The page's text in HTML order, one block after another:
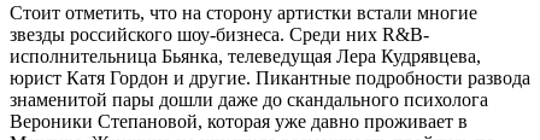
Стоит отметить, что на сторону артистки встали многие
звезды российского шоу-бизнеса. Среди них R&B-
исполнительница Бьянка, телеведущая Лера Кудрявцева,
юрист Катя Гордон и другие. Пикантные подробности развода
знаменитой пары дошли даже до скандального психолога
Вероники Степановой, которая уже давно проживает в